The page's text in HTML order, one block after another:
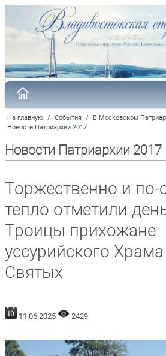
На главную / События / В Московском
Новости Патриархии 2017
Новости Патриархии 2017
Торжественно и
тепло отметили
Троицы прихожане
уссурийского
Святых
11.06.2025 2429